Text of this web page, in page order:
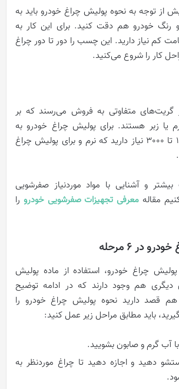
از توجه به نحوه پولیش چراغ خودرو باید به
رنگ خودرو هم دقت کنید. برای این کار به
کم نیاز دارید. این چسب را دور تا دور چراغ
کار را شروع می‌کنید.
گریت‌های متفاوتی به فروش می‌رسند که بر
یا زبر هستند. برای پولیش چراغ خودرو به
سنباده با گریت 1500 تا 3000 نیاز دارید که نرم و برای پولیش چراغ
و آشنایی با مواد موردنیاز صفرشویی
مقاله معرفی تجهیزات صفرشویی خودرو را
در 6 مرحله
چراغ خودرو، استفاده از ماده پولیش
هم وجود دارند که در ادامه توضیح
قصد دارید نحوه پولیش چراغ خودرو را
باید مطابق مراحل زیر عمل کنید:
آب گرم و صابون بشویید.
دهید و اجازه دهید تا چراغ موردنظر به